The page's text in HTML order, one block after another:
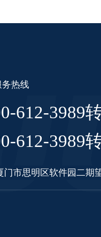
务热线
612-3989
612-3989
门市思明区软件园二期